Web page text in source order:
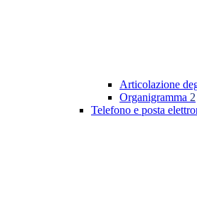
Articolazione
Organigramma 2
Telefono e posta